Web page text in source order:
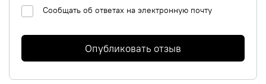
Сообщать об ответах на электронную почту
Опубликовать отзыв